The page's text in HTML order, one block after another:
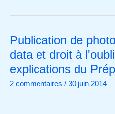
Publication de
data et droit à
explications du
2 commentaires / 30 juin 2014
Publication
de
photos,
drones,
big